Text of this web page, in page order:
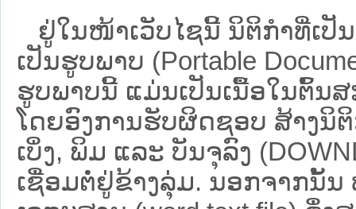
ຢູ່ໃນໜ້າ​ເວັບ​ໄຊ​ນີ້ ນິຕິກຳທີ່ເປັ
ເປັນຮູບພາບ (Portable
ຮູບພາບນີ້ ແມ່ນເປັນເນື້ອໃນຕົ້ນ
ໂດຍອົງການຮັບຜິດຊອບ ສ້າງນິ
ເບິ່ງ, ພິມ ແລະ ບັນຈຸລົງ
ເຊື່ອມຕໍ່ຢູ່ຂ້າງລຸ່ມ. ນອກຈາກນັ້ນ